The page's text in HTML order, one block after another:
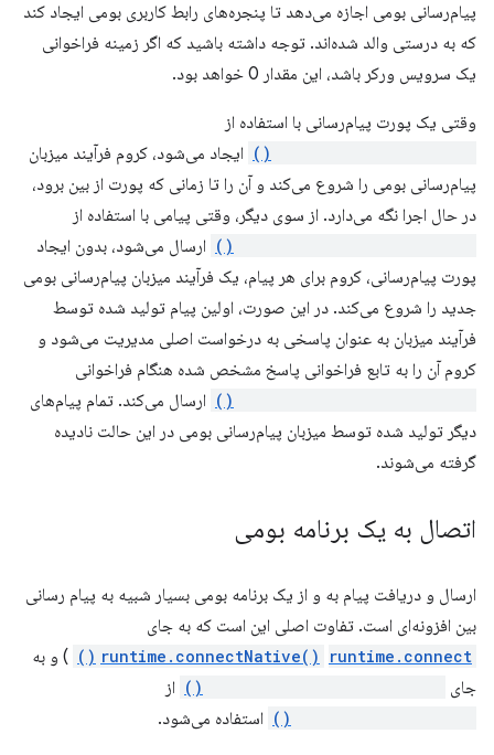
پیام‌رسانی بومی اجازه می‌دهد تا پنجره‌های رابط کاربری بومی ایجاد کند
که به درستی والد شده‌اند. توجه داشته باشید که اگر زمینه فراخوانی
یک سرویس ورکر باشد، این مقدار 0 خواهد بود.
وقتی یک پورت پیام‌رسانی با استفاده از
ایجاد می‌شود، کروم فرآیند میزبان
پیام‌رسانی بومی را شروع می‌کند و آن را تا زمانی که پورت از بین برود،
در حال اجرا نگه می‌دارد. از سوی دیگر، وقتی پیامی با استفاده از
ارسال می‌شود، بدون ایجاد
پورت پیام‌رسانی، کروم برای هر پیام، یک فرآیند میزبان پیام‌رسانی بومی
جدید را شروع می‌کند. در این صورت، اولین پیام تولید شده توسط
فرآیند میزبان به عنوان پاسخی به درخواست اصلی مدیریت می‌شود و
کروم آن را به تابع فراخوانی پاسخ مشخص شده هنگام فراخوانی
ارسال می‌کند. تمام پیام‌های
دیگر تولید شده توسط میزبان پیام‌رسانی بومی در این حالت نادیده
گرفته می‌شوند.
اتصال به یک برنامه بومی
ارسال و دریافت پیام به و از یک برنامه بومی بسیار شبیه به پیام رسانی
بین افزونه‌ای است. تفاوت اصلی این است که به جای
runtime.connectNative() runtime.connect()
) و به
جای
از
استفاده می‌شود.